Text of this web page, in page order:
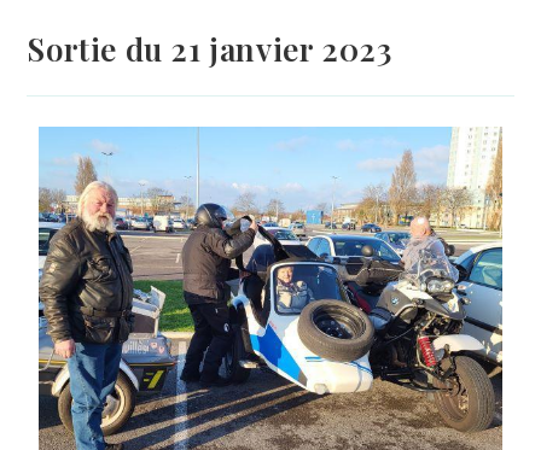
Sortie du 21 janvier 2023